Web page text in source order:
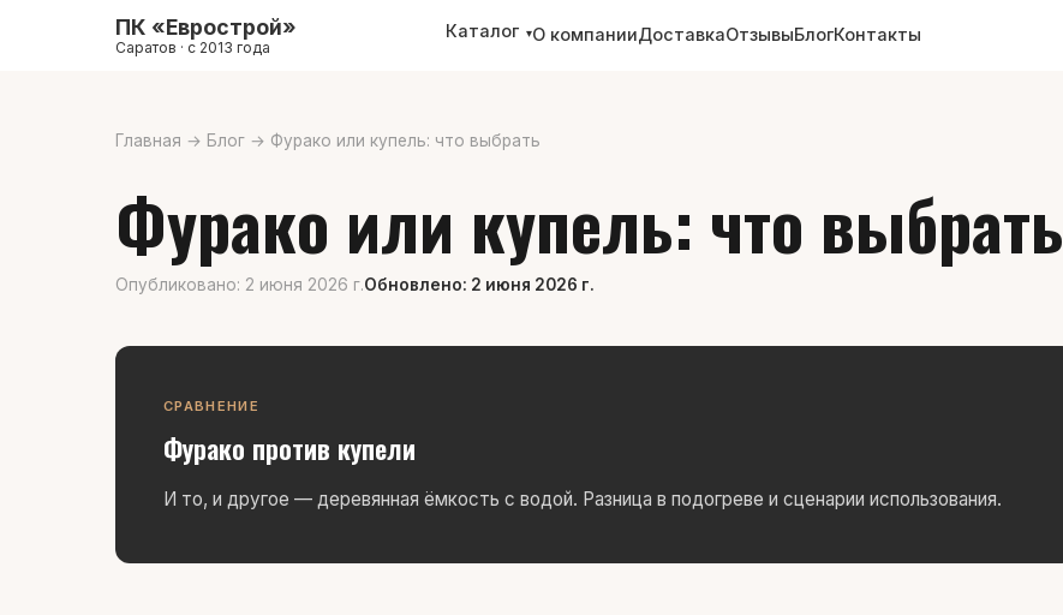
ПК «Еврострой»
Саратов · с 2013 года
Каталог ▾О компанииДоставкаОтзывыБлогКонтакты
Главная → Блог → Фурако или купель: что выбрать
Фурако или купель: что выбрать
Опубликовано: 2 июня 2026 г.Обновлено: 2 июня 2026 г.
СРАВНЕНИЕ
Фурако против купели
И то, и другое — деревянная ёмкость с водой. Разница в подогреве и сценарии использования.